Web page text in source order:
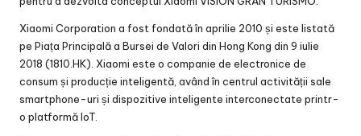
Xiaomi Corporation a fost fondată în aprilie 2010 și este listată
pe Piața Principală a Bursei de Valori din Hong Kong din 9 iulie
2018 (1810.HK). Xiaomi este o companie de electronice de
consum și producție inteligentă, având în centrul activității sale
smartphone-uri și dispozitive inteligente interconectate printr-
o platformă IoT.